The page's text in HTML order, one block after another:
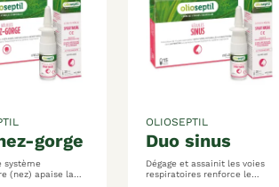
gorge
système
apaise la
duo sinus
OLIOSEPTIL
Dégage et assainit les voies
respiratoires renforce le